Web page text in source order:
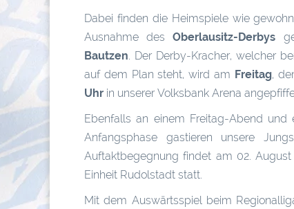
Dabei finden die Heimspiele wie
Ausnahme desOberlausitz-Derbys
Bautzen. Der Derby-Kracher, welcher
auf dem Plan steht, wird am Freitag,
Uhr in unserer Volksbank Arena
Ebenfalls an einem Freitag-Abend und
Anfangsphase gastieren unsere
Auftaktbegegnung findet am 02.
Einheit Rudolstadt statt.
Mit dem Auswärtsspiel beim